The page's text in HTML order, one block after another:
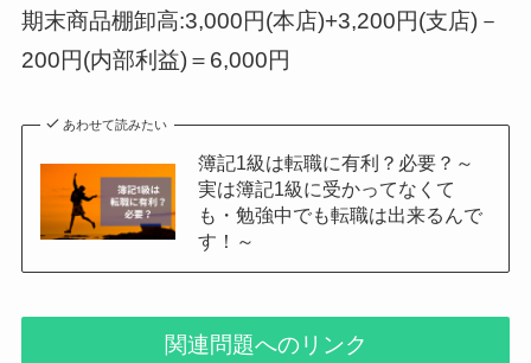
期末商品棚卸高:3,000円(本店)+3,200円(支店)－
200円(内部利益)＝6,000円
あわせて読みたい
簿記1級は転職に有利？必要？～
実は簿記1級に受かってなくて
も・勉強中でも転職は出来るんで
す！～
関連問題へのリンク